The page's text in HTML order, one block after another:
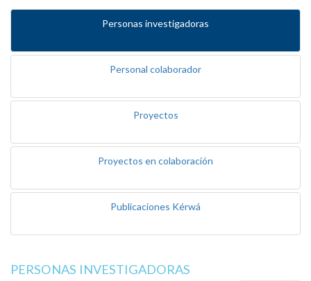
Personas investigadoras
Personal colaborador
Proyectos
Proyectos en colaboración
Publicaciones Kérwá
PERSONAS INVESTIGADORAS